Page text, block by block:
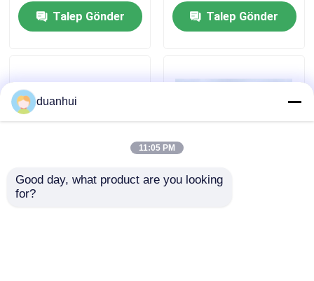
Evde
Kamyon
Talep Gönder
315/80R22.5 Tires
Talep Gönder
Dongfeng 6x4 Tractor
duanhui
11:05 PM
Good day, what product are you looking
for?